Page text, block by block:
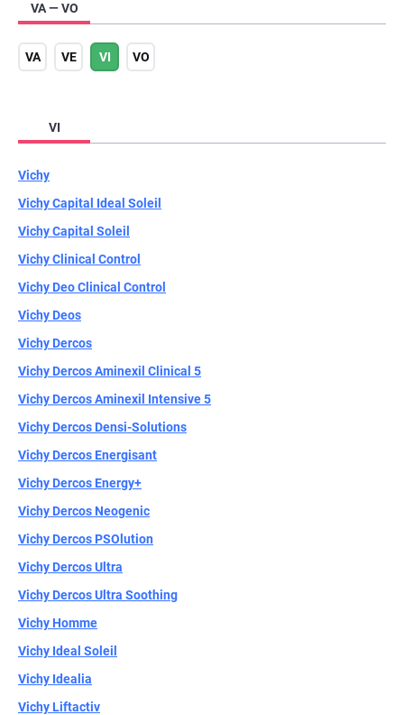
VA — VO
VA VE VI VO
VI
Vichy
Vichy Capital Ideal Soleil
Vichy Capital Soleil
Vichy Clinical Control
Vichy Deo Clinical Control
Vichy Deos
Vichy Dercos
Vichy Dercos Aminexil Clinical 5
Vichy Dercos Aminexil Intensive 5
Vichy Dercos Densi-Solutions
Vichy Dercos Energisant
Vichy Dercos Energy+
Vichy Dercos Neogenic
Vichy Dercos PSOlution
Vichy Dercos Ultra
Vichy Dercos Ultra Soothing
Vichy Homme
Vichy Ideal Soleil
Vichy Idealia
Vichy Liftactiv